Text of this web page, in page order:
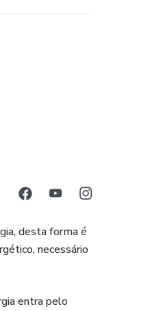
desta forma é
necessário
entra pelo